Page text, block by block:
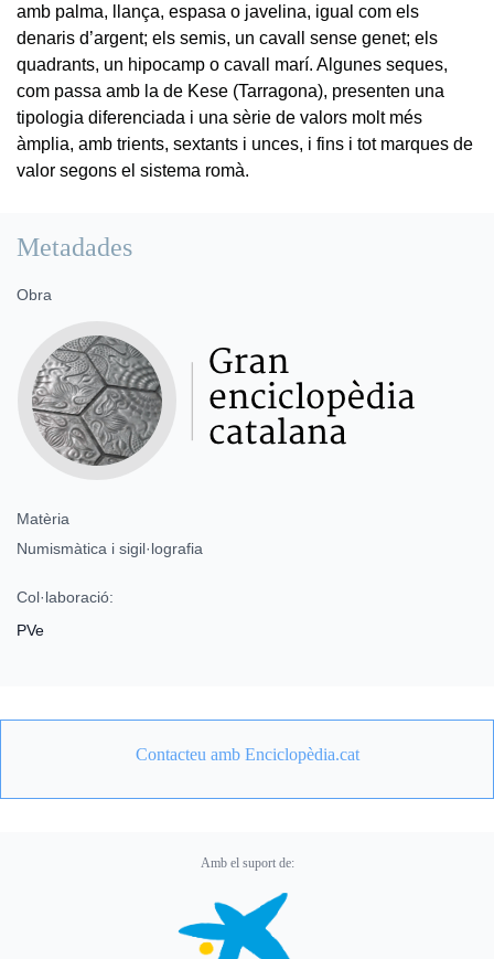
amb palma, llança, espasa o javelina, igual com els
denaris d’argent; els semis, un cavall sense genet; els
quadrants, un hipocamp o cavall marí. Algunes seques,
com passa amb la de Kese (Tarragona), presenten una
tipologia diferenciada i una sèrie de valors molt més
àmplia, amb trients, sextants i unces, i fins i tot marques de
valor segons el sistema romà.
Metadades
Obra
Matèria
Numismàtica i sigil·lografia
Col·laboració:
PVe
Contacteu amb Enciclopèdia.cat
Amb el suport de: